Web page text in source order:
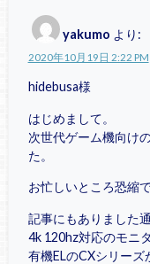
yakumo より:
2020年10月19日 2:22 PM
hidebusa様
はじめまして。
次世代ゲーム機向け
た。
お忙しいところ恐縮
記事にもありました通
4k 120hz対応のモニ
有機ELのCXシリー